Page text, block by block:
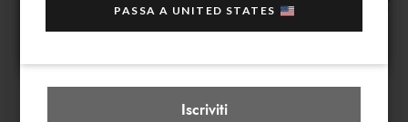
Seleziona boutique Portugal
Iscriviti
PASSA A UNITED STATES